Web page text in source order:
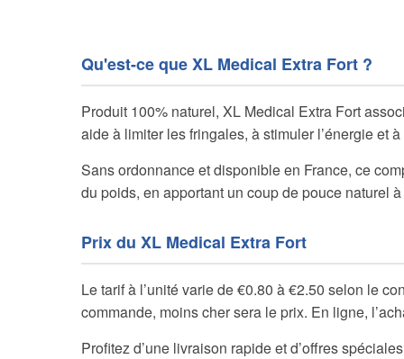
Qu'est-ce que XL Medical Extra Fort ?
Produit 100% naturel, XL Medical Extra Fort
aide à limiter les fringales, à stimuler l’énergie et
Sans ordonnance et disponible en France, ce
du poids, en apportant un coup de pouce naturel
Prix du XL Medical Extra Fort
Le tarif à l’unité varie de €0.80 à €2.50 selon le
commande, moins cher sera le prix. En ligne,
Profitez d’une livraison rapide et d’offres